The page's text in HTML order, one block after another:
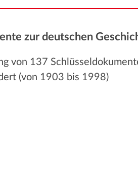
zur deutschen
von 137
(von 1903 bis 1998)